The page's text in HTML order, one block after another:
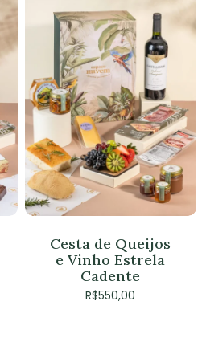
Cesta de Queijos
e Vinho Estrela
Cadente
R$550,00